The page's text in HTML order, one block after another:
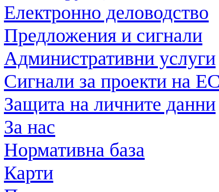
Електронно деловодство
Предложения и сигнали
Административни услуги
Сигнали за проекти на
Защита на личните данни
За нас
Нормативна база
Карти